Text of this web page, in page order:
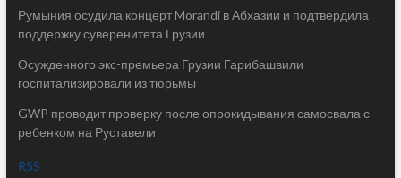
Румыния осудила концерт Morandi в Абхазии и подтвердила
поддержку суверенитета Грузии
Осужденного экс-премьера Грузии Гарибашвили
госпитализировали из тюрьмы
GWP проводит проверку после опрокидывания самосвала с
ребенком на Руставели
RSS